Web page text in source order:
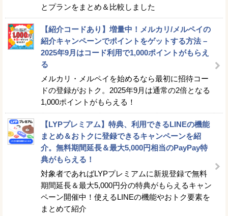
とプランをまとめ＆比較しました
【紹介コードあり】増量中！メルカリ/メルペイの
紹介キャンペーンでポイントをゲットする方法 –
2025年9月はコード利用で1,000ポイントがもらえ
る
メルカリ・メルペイを始めるなら最初に招待コー
ドの登録がおトク。2025年9月は通常の2倍となる
1,000ポイントがもらえる！
【LYPプレミアム】特典、利用できるLINEの機能
まとめ＆おトクに登録できるキャンペーンを紹
介。無料期間延長＆最大5,000円相当のPayPay特
典がもらえる！
対象者であればLYPプレミアムに新規登録で無料
期間延長＆最大5,000円分の特典がもらえるキャン
ペーン開催中！使えるLINEの機能やおトク要素を
まとめて紹介